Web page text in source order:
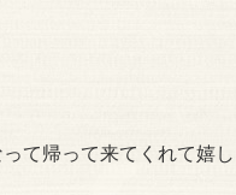
て帰って来てくれて嬉し